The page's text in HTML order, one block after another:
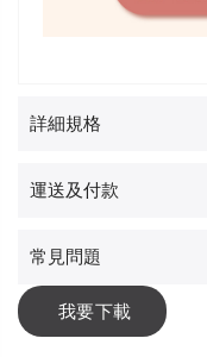
詳細規格
運送及付款
常見問題
我要下載